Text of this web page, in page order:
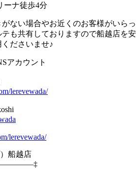
ーナ徒歩4分
ない場合やお近くのお客様がいらっ
も共有しておりますので船越店を安
ださいませ♪
アカウント
lerevewada/
lerevewada/
船越店